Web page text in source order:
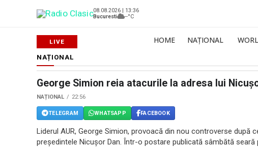
08.08.2026 | 13:36
Bucuresti
--°C
HOME NAȚIONAL
NAȚIONAL
George Simion reia atacurile la adresa lui
NAȚIONAL 22:56
TELEGRAM WHATSAPP FACEBOOK
Liderul AUR, George Simion, provoacă din nou controverse după
preşedintele Nicuşor Dan. Într-o postare publicată sâmbătă